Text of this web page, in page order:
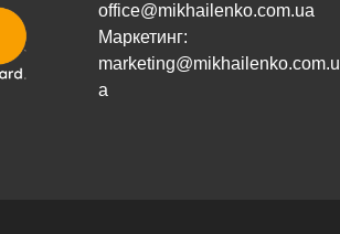
office@mikhailenko.com.ua
Маркетинг:
marketing@mikhailenko.com.u
a